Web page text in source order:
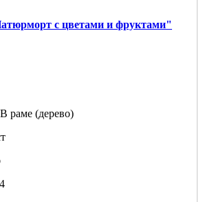
с цветами и фруктами"
В раме (дерево)